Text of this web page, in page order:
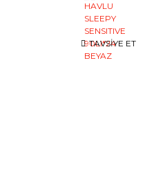
TAVSİYE ET